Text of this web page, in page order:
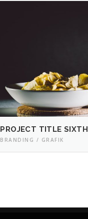
PROJECT TITLE SIXTH
BRANDING / GRAFIK